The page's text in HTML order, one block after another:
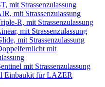
mit Strassenzulassung
mit Strassenzulassung
R, mit Strassenzulassung
mit Strassenzulassung
mit Strassenzulassung
mit
mit Strassenzulassung
Einbaukit für LAZER